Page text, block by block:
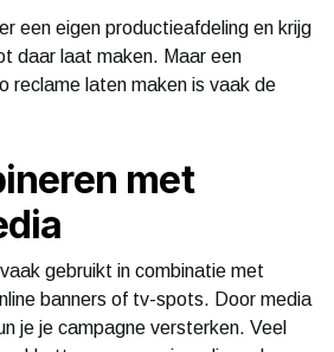
een eigen productieafdeling en krijg
daar laat maken. Maar een
reclame laten maken is vaak de
met
gebruikt in combinatie met
banners of tv-spots. Door media
je je campagne versterken. Veel